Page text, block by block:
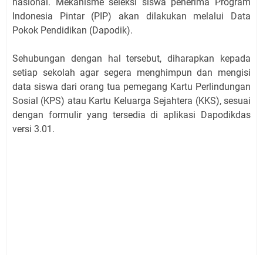
Indonesia Pintar (PIP) akan dilakukan melalui Data
Pokok Pendidikan (Dapodik).
Sehubungan dengan hal tersebut, diharapkan kepada
setiap sekolah agar segera menghimpun dan mengisi
data siswa dari orang tua pemegang Kartu Perlindungan
Sosial (KPS) atau Kartu Keluarga Sejahtera (KKS), sesuai
dengan formulir yang tersedia di aplikasi Dapodikdas
versi 3.01.